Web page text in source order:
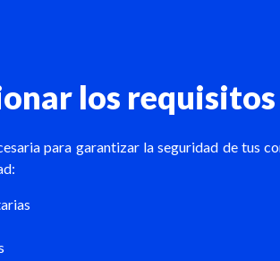
los requisitos
para garantizar la seguridad de tus